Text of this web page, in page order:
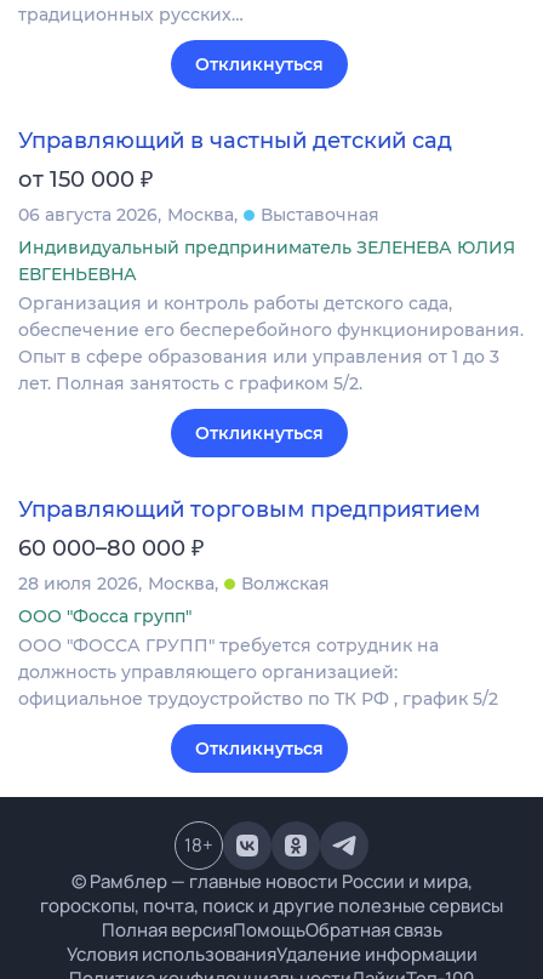
традиционных русских…
Откликнуться
Управляющий в частный детский сад
от 150 000 ₽
06 августа 2026 Москва
Выставочная
Индивидуальный предприниматель ЗЕЛЕНЕВА ЮЛИЯ
ЕВГЕНЬЕВНА
Организация и контроль работы детского сада,
обеспечение его бесперебойного функционирования.
Опыт в сфере образования или управления от 1 до 3
лет. Полная занятость с графиком 5/2.
Откликнуться
Управляющий торговым предприятием
60 000–80 000 ₽
28 июля 2026 Москва
Волжская
ООО "Фосса групп"
ООО "ФОССА ГРУПП" требуется сотрудник на
должность управляющего организацией:
официальное трудоустройство по ТК РФ , график 5/2
Откликнуться
© Рамблер — главные новости России и мира,
гороскопы, почта, поиск и другие полезные сервисы
Полная версияПомощьОбратная связь
Условия использованияУдаление информации
18+